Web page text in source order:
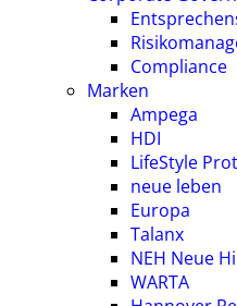
Compliance
Marken
Ampega
HDI
LifeStyle
neue leben
Europa
Talanx
NEH Neue
WARTA